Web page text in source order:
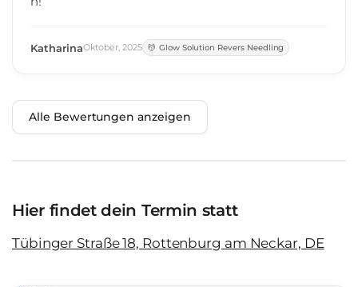
KatharinaOktober,2025 Glow Solution Revers Needling
Alle Bewertungen anzeigen
Hier findet dein Termin statt
Tübinger Straße 18, Rottenburg am Neckar, DE